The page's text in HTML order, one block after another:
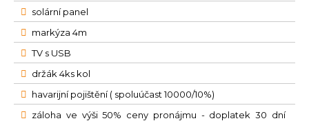
solární panel
markýza 4m
TV s USB
držák 4ks kol
havarijní pojištění ( spoluúčast 10000/10%)
záloha ve výši 50% ceny pronájmu - doplatek 30 dní